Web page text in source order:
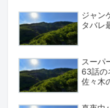
ジャン
タバレ
スーパ
63話の
佐々木